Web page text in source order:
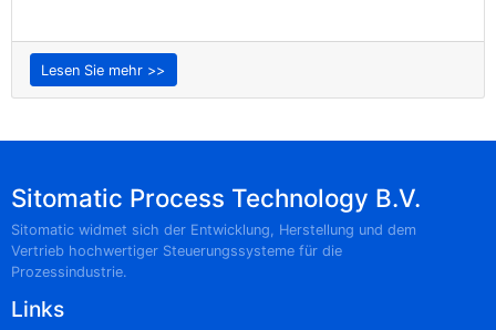
Lesen Sie mehr >>
Sitomatic Process Technology B.V.
Sitomatic widmet sich der Entwicklung, Herstellung und dem
Vertrieb hochwertiger Steuerungssysteme für die
Prozessindustrie.
Links